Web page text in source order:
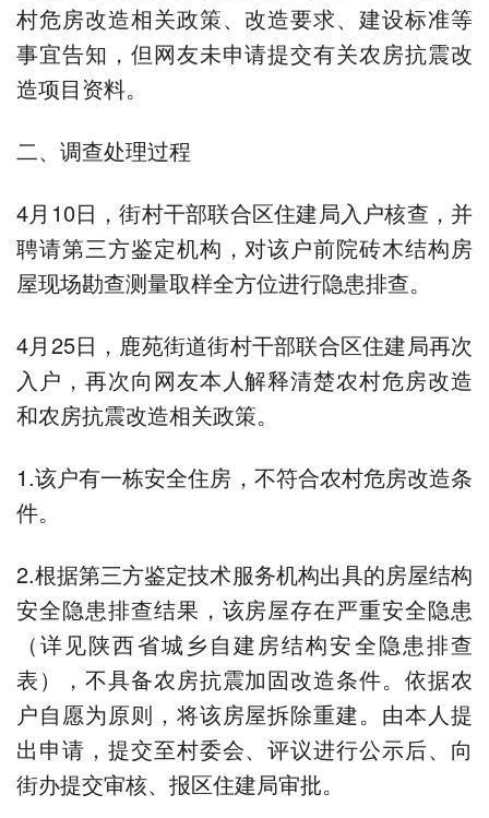
村危房改造相关政策、改造要求、建设标准等
事宜告知，但网友未申请提交有关农房抗震改
造项目资料。
二、调查处理过程
4月10日，街村干部联合区住建局入户核查，并
聘请第三方鉴定机构，对该户前院砖木结构房
屋现场勘查测量取样全方位进行隐患排查。
4月25日，鹿苑街道街村干部联合区住建局再次
入户，再次向网友本人解释清楚农村危房改造
和农房抗震改造相关政策。
1.该户有一栋安全住房，不符合农村危房改造条
件。
2.根据第三方鉴定技术服务机构出具的房屋结构
安全隐患排查结果，该房屋存在严重安全隐患
（详见陕西省城乡自建房结构安全隐患排查
表），不具备农房抗震加固改造条件。依据农
户自愿为原则，将该房屋拆除重建。由本人提
出申请，提交至村委会、评议进行公示后、向
街办提交审核、报区住建局审批。